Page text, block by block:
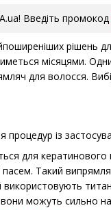
Введіть промокод
рішень
місяцями.
для волосся.
із
для
Такий
можуть сильно